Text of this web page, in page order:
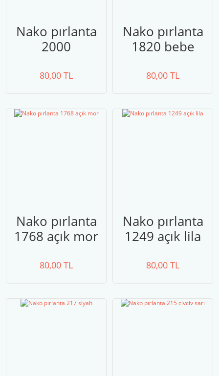
Nako pırlanta
2000
80,00 TL
Nako pırlanta
1820 bebe
80,00 TL
Nako pırlanta
1768 açık mor
80,00 TL
Nako pırlanta
1249 açık lila
80,00 TL